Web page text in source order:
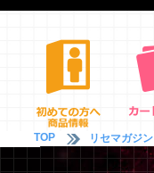
TOP リセマガジン